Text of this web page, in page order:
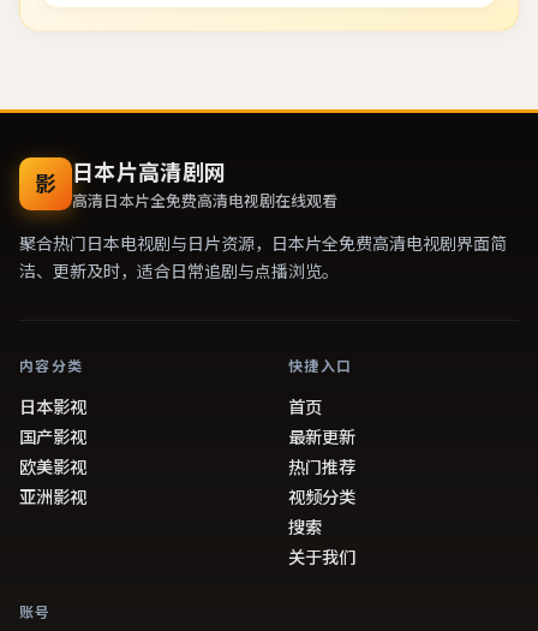
影 日本片高清剧网
高清日本片全免费高清电视剧在线观看
聚合热门日本电视剧与日片资源， 日本片全免费高清电视剧界面简
洁、更新及时，适合日常追剧与点播浏览。
内容分类
日本影视
国产影视
欧美影视
亚洲影视
快捷入口
首页
最新更新
热门推荐
视频分类
搜索
关于我们
账号